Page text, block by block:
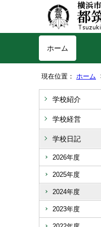
ホーム
現在位置： ホーム
学校紹介
学校経営
学校日記
2026年度
2025年度
2024年度
2023年度